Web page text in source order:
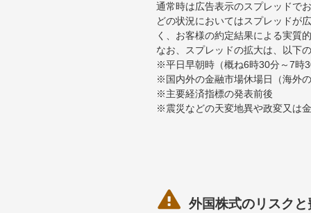
通常時は広告表示のスプレッドで
どの状況においてはスプレッドが
く、お客様の約定結果による実質
なお、スプレッドの拡大は、以下
※平日早朝時（概ね6時30分～7時
※国内外の金融市場休場日（海外
※主要経済指標の発表前後
※震災などの天変地異や政変又は
 外国株式のリスク